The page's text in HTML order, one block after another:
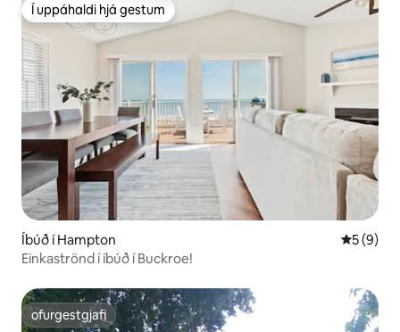
Í uppáhaldi hjá gestum
Í uppáhaldi hjá gestum
Íbúð í Hampton 5 af 5 í
5 (9)
Einkaströnd í íbúð í Buckroe!
ofurgestgjafi
ofurgestgjafi